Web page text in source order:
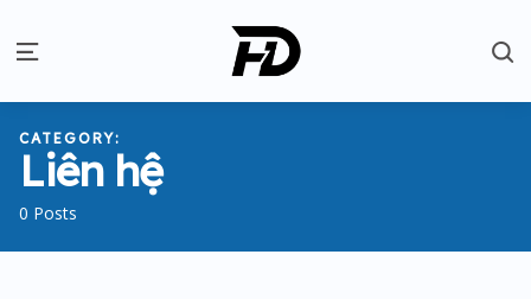
Menu
0 Posts
CATEGORY:
Liên hệ